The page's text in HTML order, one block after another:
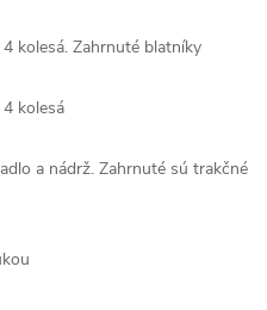
kolesá. Zahrnuté blatníky
kolesá
a nádrž. Zahrnuté sú trakčné